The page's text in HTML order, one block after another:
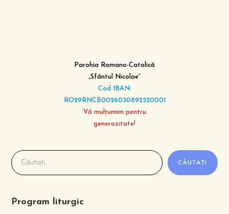
Parohia Romano-Catolică
„Sfântul Nicolae”
Cod IBAN:
RO29RNCB0026030892520001
Vă mulțumim pentru
generozitate!
CĂUTAȚI
Program liturgic